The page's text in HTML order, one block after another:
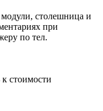
столешница и
при
по тел.
стоимости